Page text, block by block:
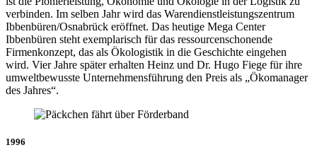
verbinden. Im selben Jahr wird das Warendienstleistungszentrum
Ibbenbüren/Osnabrück eröffnet. Das heutige Mega Center
Ibbenbüren steht exemplarisch für das ressourcenschonende
Firmenkonzept, das als Ökologistik in die Geschichte eingehen
wird. Vier Jahre später erhalten Heinz und Dr. Hugo Fiege für ihre
umweltbewusste Unternehmensführung den Preis als „Ökomanager
des Jahres“.
1996